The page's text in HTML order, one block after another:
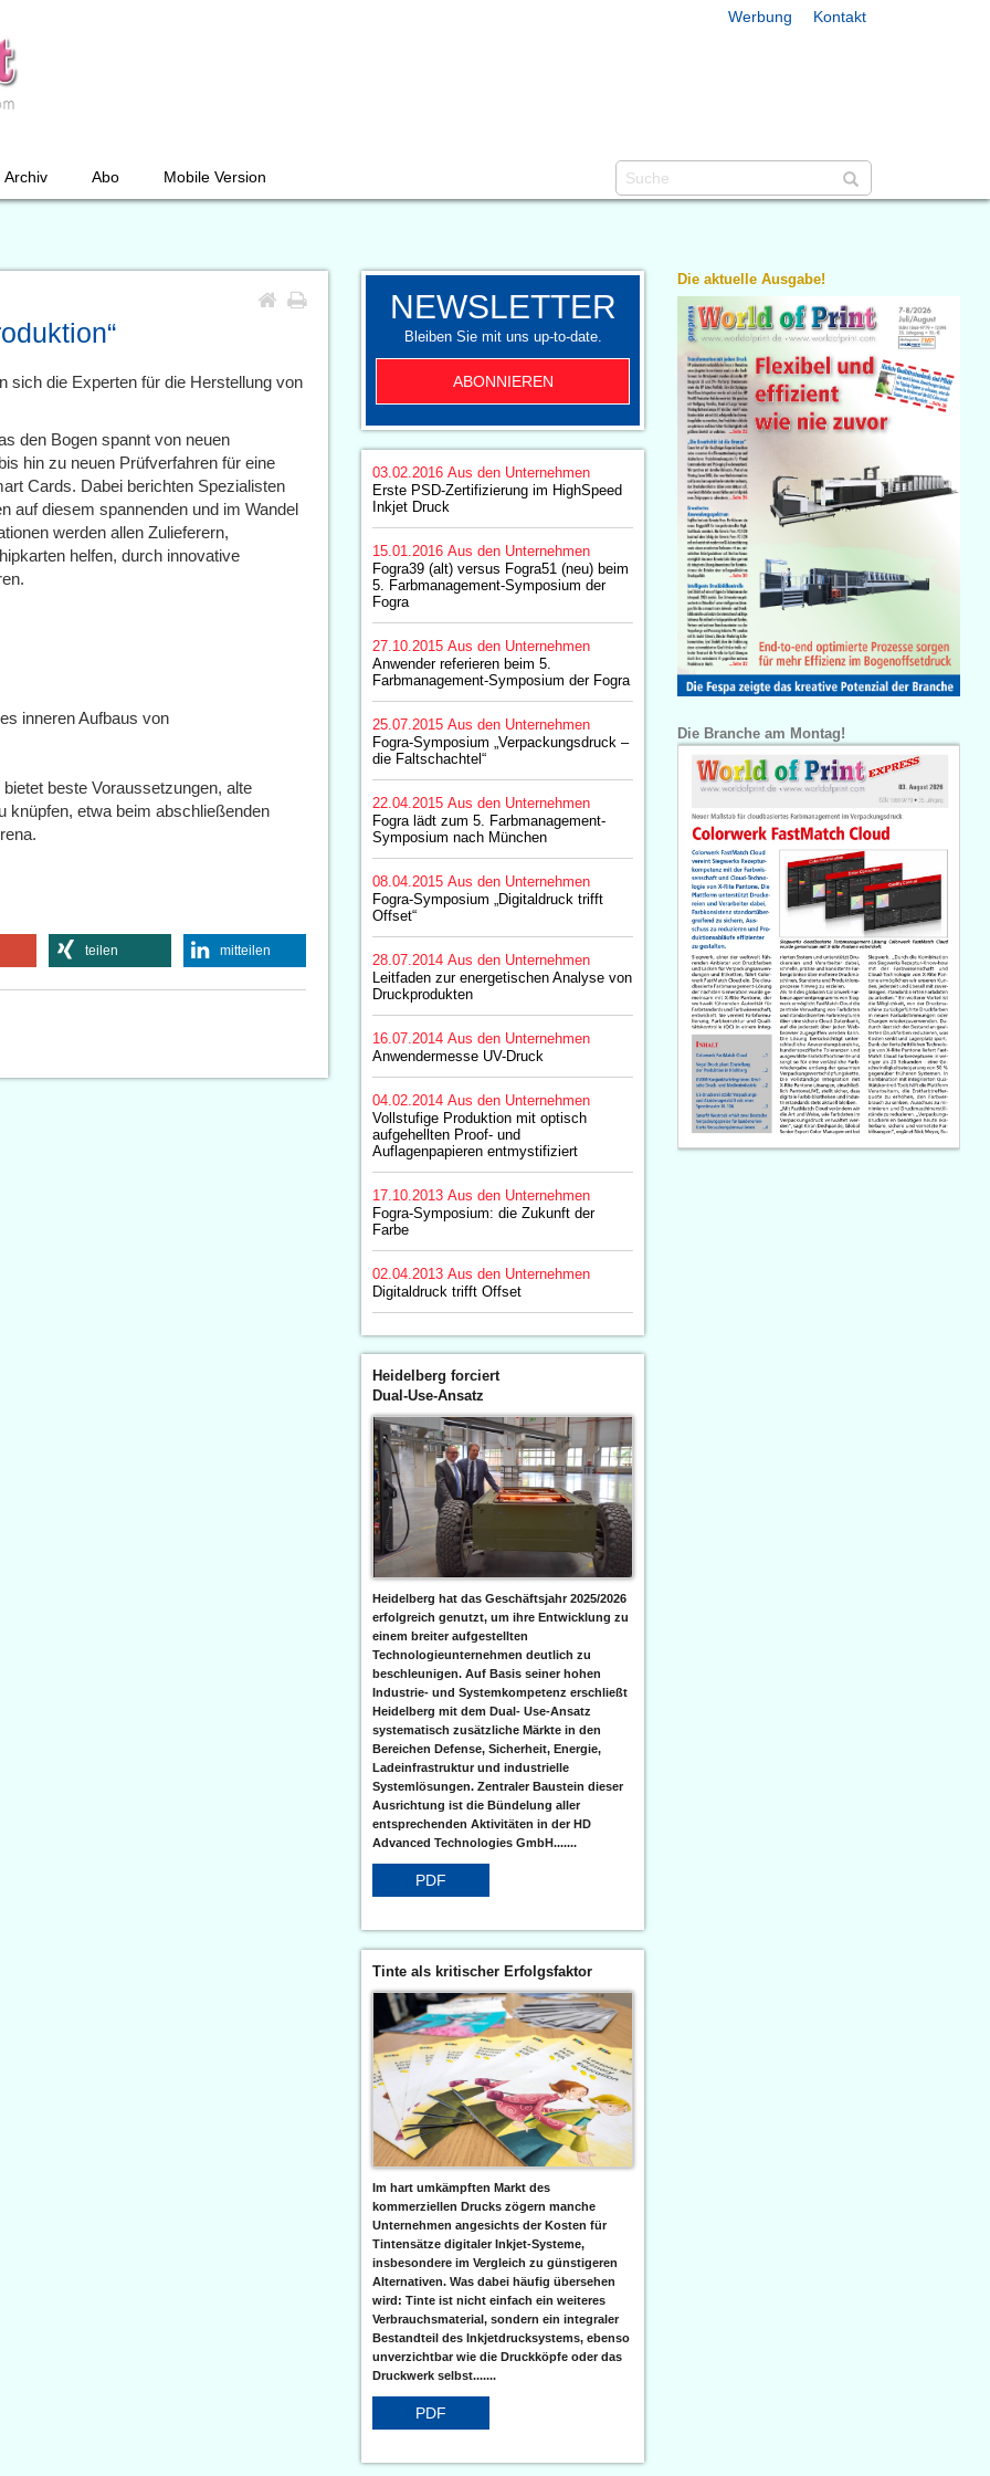
Werbung Kontakt
Archiv Abo Mobile Version
sich die Experten für die Herstellung von
den Bogen spannt von neuen
hin zu neuen Prüfverfahren für eine
Cards. Dabei berichten Spezialisten
auf diesem spannenden und im Wandel
werden allen Zulieferern,
helfen, durch innovative
inneren Aufbaus von
beste Voraussetzungen, alte
knüpfen, etwa beim abschließenden
teilen mitteilen
NEWSLETTER
Bleiben Sie mit uns up-to-date.
ABONNIEREN
03.02.2016 Aus den Unternehmen
Erste PSD-Zertifizierung im HighSpeed
Inkjet Druck
15.01.2016 Aus den Unternehmen
Fogra39 (alt) versus Fogra51 (neu) beim
5. Farbmanagement-Symposium der
Fogra
27.10.2015 Aus den Unternehmen
Anwender referieren beim 5.
Farbmanagement-Symposium der Fogra
25.07.2015 Aus den Unternehmen
Fogra-Symposium „Verpackungsdruck –
die Faltschachtel“
22.04.2015 Aus den Unternehmen
Fogra lädt zum 5. Farbmanagement-
Symposium nach München
08.04.2015 Aus den Unternehmen
Fogra-Symposium „Digitaldruck trifft
Offset“
28.07.2014 Aus den Unternehmen
Leitfaden zur energetischen Analyse von
Druckprodukten
16.07.2014 Aus den Unternehmen
Anwendermesse UV-Druck
04.02.2014 Aus den Unternehmen
Vollstufige Produktion mit optisch
aufgehellten Proof- und
Auflagenpapieren entmystifiziert
17.10.2013 Aus den Unternehmen
Fogra-Symposium: die Zukunft der
Farbe
02.04.2013 Aus den Unternehmen
Digitaldruck trifft Offset
Heidelberg forciert
Dual-Use-Ansatz
Heidelberg hat das Geschäftsjahr 2025/2026
erfolgreich genutzt, um ihre Entwicklung zu
einem breiter aufgestellten
Technologieunternehmen deutlich zu
beschleunigen. Auf Basis seiner hohen
Industrie- und Systemkompetenz erschließt
Heidelberg mit dem Dual- Use-Ansatz
systematisch zusätzliche Märkte in den
Bereichen Defense, Sicherheit, Energie,
Ladeinfrastruktur und industrielle
Systemlösungen. Zentraler Baustein dieser
Ausrichtung ist die Bündelung aller
entsprechenden Aktivitäten in der HD
Advanced Technologies GmbH.......
PDF
Tinte als kritischer Erfolgsfaktor
Im hart umkämpften Markt des
kommerziellen Drucks zögern manche
Unternehmen angesichts der Kosten für
Tintensätze digitaler Inkjet-Systeme,
insbesondere im Vergleich zu günstigeren
Alternativen. Was dabei häufig übersehen
wird: Tinte ist nicht einfach ein weiteres
Verbrauchsmaterial, sondern ein integraler
Bestandteil des Inkjetdrucksystems, ebenso
unverzichtbar wie die Druckköpfe oder das
Druckwerk selbst.......
PDF
Die aktuelle Ausgabe!
Die Branche am Montag!